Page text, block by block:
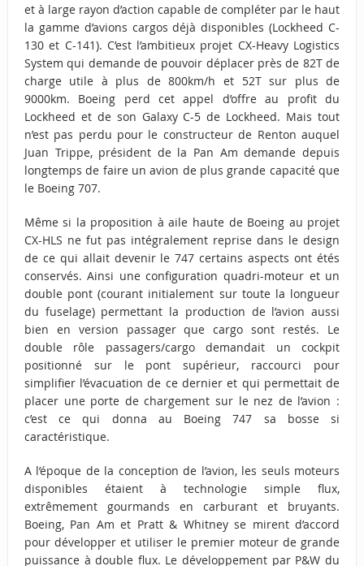
et à large rayon d’action capable de compléter par le haut
la gamme d’avions cargos déjà disponibles (Lockheed C-
130 et C-141). C’est l’ambitieux projet CX-Heavy Logistics
System qui demande de pouvoir déplacer près de 82T de
charge utile à plus de 800km/h et 52T sur plus de
9000km. Boeing perd cet appel d’offre au profit du
Lockheed et de son Galaxy C-5 de Lockheed. Mais tout
n’est pas perdu pour le constructeur de Renton auquel
Juan Trippe, président de la Pan Am demande depuis
longtemps de faire un avion de plus grande capacité que
le Boeing 707.
Même si la proposition à aile haute de Boeing au projet
CX-HLS ne fut pas intégralement reprise dans le design
de ce qui allait devenir le 747 certains aspects ont étés
conservés. Ainsi une configuration quadri-moteur et un
double pont (courant initialement sur toute la longueur
du fuselage) permettant la production de l’avion aussi
bien en version passager que cargo sont restés. Le
double rôle passagers/cargo demandait un cockpit
positionné sur le pont supérieur, raccourci pour
simplifier l’évacuation de ce dernier et qui permettait de
placer une porte de chargement sur le nez de l’avion :
c’est ce qui donna au Boeing 747 sa bosse si
caractéristique.
A l’époque de la conception de l’avion, les seuls moteurs
disponibles étaient à technologie simple flux,
extrêmement gourmands en carburant et bruyants.
Boeing, Pan Am et Pratt & Whitney se mirent d’accord
pour développer et utiliser le premier moteur de grande
puissance à double flux. Le développement par P&W du